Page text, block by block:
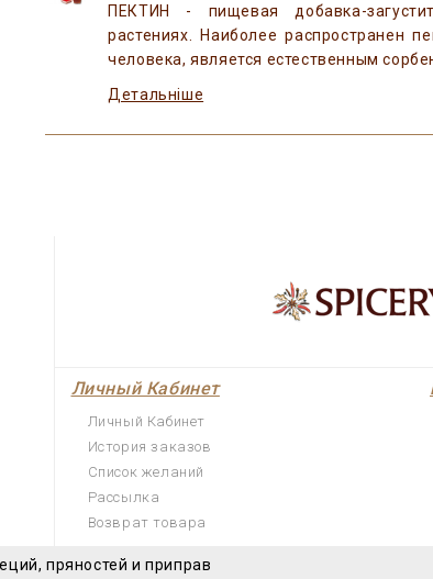
ПЕКТИН - пищевая добавка-
растениях. Наиболее распространен
человека, является естественным
Детальніше
Личный Кабинет
Личный Кабинет
История заказов
Список желаний
Рассылка
Возврат товара
пряностей и приправ